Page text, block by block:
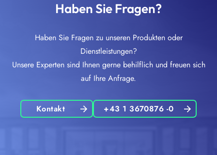
Haben Sie Fragen?
Haben Sie Fragen zu unseren Produkten oder
Dienstleistungen?
Unsere Experten sind Ihnen gerne behilflich und freuen sich
auf Ihre Anfrage.
Kontakt +43 1 3670876 -0